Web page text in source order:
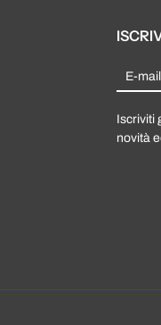
E-mail
Iscriviti
novità